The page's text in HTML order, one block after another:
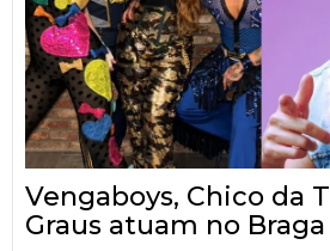
Vengaboys, Chico da
Graus atuam no